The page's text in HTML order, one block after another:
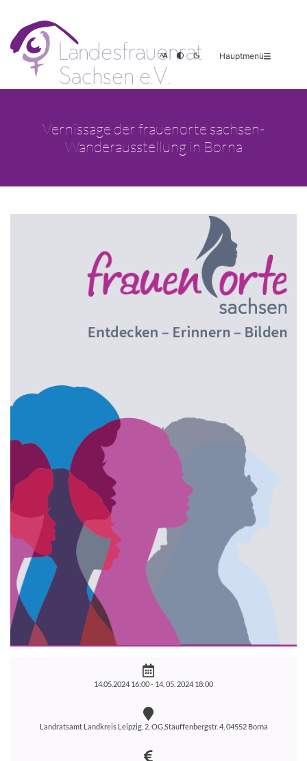
Hauptmenü
Vernissage der frauenorte sachsen-
Wanderausstellung in Borna
14.05.2024 16:00 - 14. 05. 2024 18:00
Landratsamt Landkreis Leipzig, 2. OG,Stauffenbergstr. 4, 04552 Borna